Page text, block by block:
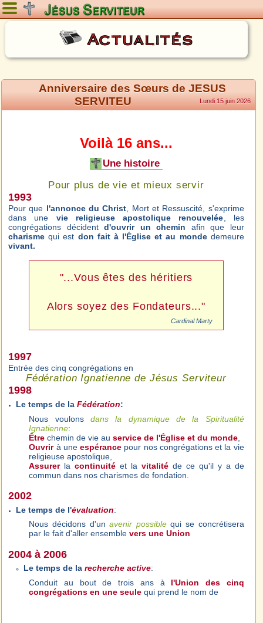
Vendredi 7 août 2026
Actualités
Anniversaire des Sœurs de JESUS
SERVITEU
Lundi 15 juin 2026
Voilà 16 ans...
Une histoire
Pour plus de vie et mieux servir
1993
Pour que l'annonce du Christ , Mort et Ressuscité, s'exprime
dans une vie religieuse apostolique renouvelée , les
congrégations décidentd'ouvrir un chemin afin que leur
charisme qui est don fait à l'Église et au mondedemeure
vivant.
"...Vous êtes des héritiers
Alors soyez des Fondateurs..."
Cardinal Marty
1997
Entrée des cinq congrégations en
Fédération Ignatienne de Jésus Serviteur
1998
Le temps de laFédération:
Nous voulons dans la dynamique de la Spiritualité
Ignatienne:
Êtrechemin de vie auservice de l'Église et du monde
Ouvrir à uneespérance pour nos congrégations et la vie
religieuse apostolique,
Assurer lacontinuité et lavitalité de ce qu'il y a de
commun dans nos charismes de fondation.
2002
Le temps de l'évaluation:
Nous décidons d'unavenir possiblequi se concrétisera
par le fait d'aller ensemblevers une Union
2004 à 2006
Le temps de larecherche active:
Conduit au bout de trois ans à l'Union des cinq
congrégations en une seule qui prend le nom de